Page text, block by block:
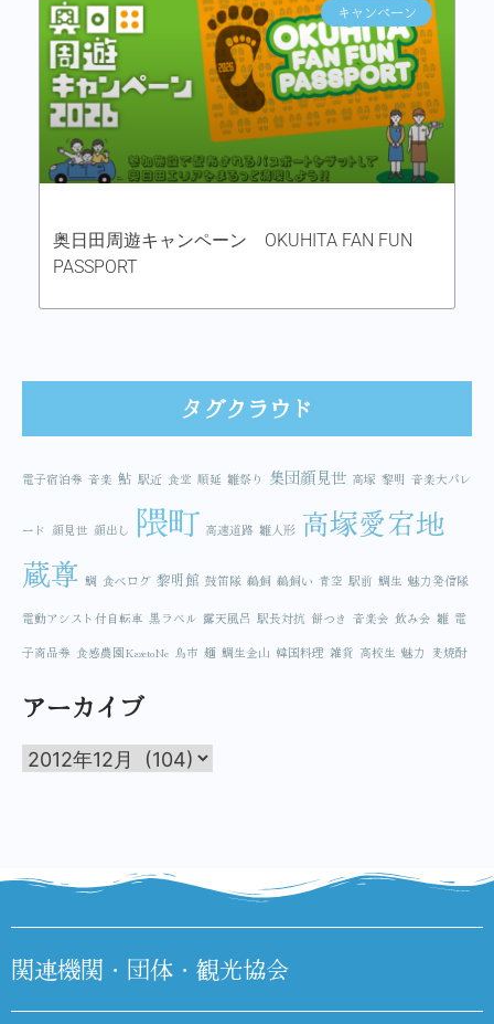
キャンペーン
奥日田周遊キャンペーン OKUHITA FAN FUN
PASSPORT
タグクラウド
電子宿泊券 音楽 鮎 駅近 食堂 順延 雛祭り 集団顔見世 高塚 黎明 音楽大パレ
ード 顔見世 顔出し 隈町 高速道路 雛人形 高塚愛宕地
蔵尊 鯛 食べログ 黎明館 鼓笛隊 鵜飼 鵜飼い 青空 駅前 鯛生 魅力発信隊
電動アシスト付自転車 黒ラベル 露天風呂 駅長対抗 餅つき 音楽会 飲み会 雛 電
子商品券 食感農園KazetoNe 鳥市 麺 鯛生金山 韓国料理 雑貨 高校生 魅力 麦焼酎
アーカイブ
関連機関・団体・観光協会